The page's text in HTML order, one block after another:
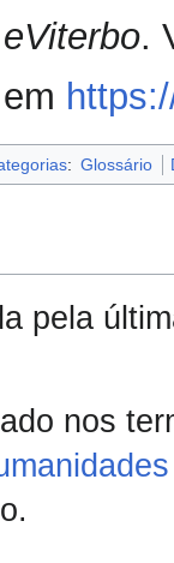
eViterbo.
em
: Glossário
pela
nos